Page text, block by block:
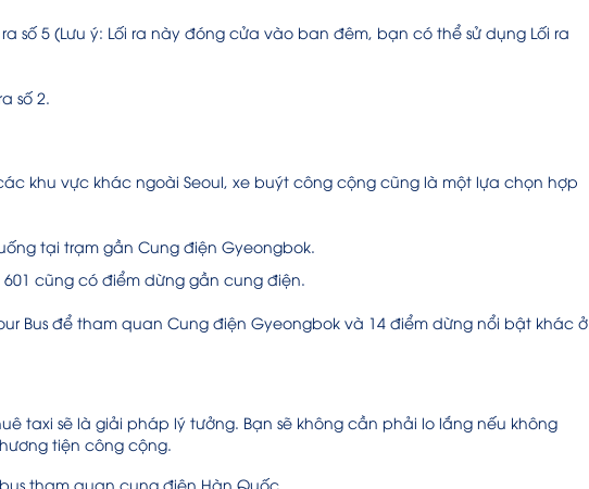
số 5 (Lưu ý: Lối ra này đóng cửa vào ban đêm, bạn có thể sử dụng Lối ra
số 2.
khu vực khác ngoài Seoul, xe buýt công cộng cũng là một lựa chọn hợp
tại trạm gần Cung điện Gyeongbok.
601 cũng có điểm dừng gần cung điện.
Bus để tham quan Cung điện Gyeongbok và 14 điểm dừng nổi bật khác ở
taxi sẽ là giải pháp lý tưởng. Bạn sẽ không cần phải lo lắng nếu không
tiện công cộng.